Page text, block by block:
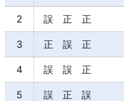
2 誤 正 正
3 正 誤 正
4 誤 誤 正
5 誤 正 誤